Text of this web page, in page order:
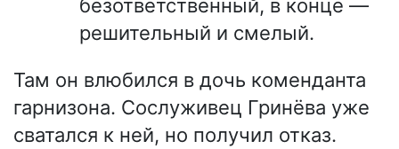
безответственный, в конце —
решительный и смелый.
Там он влюбился в дочь коменданта
гарнизона. Сослуживец Гринёва уже
сватался к ней, но получил отказ.